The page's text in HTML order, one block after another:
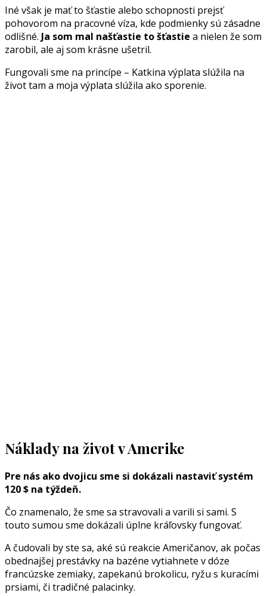
Iné však je mať to šťastie alebo schopnosti prejsť
pohovorom na pracovné víza, kde podmienky sú zásadne
odlišné. Ja som mal našťastie to šťastie a nielen že som
zarobil, ale aj som krásne ušetril.
Fungovali sme na princípe – Katkina výplata slúžila na
život tam a moja výplata slúžila ako sporenie.
Náklady na život v Amerike
Pre nás ako dvojicu sme si dokázali nastaviť systém
120 $ na týždeň.
Čo znamenalo, že sme sa stravovali a varili si sami. S
touto sumou sme dokázali úplne kráľovsky fungovať.
A čudovali by ste sa, aké sú reakcie Američanov, ak počas
obednajšej prestávky na bazéne vytiahnete v dóze
francúzske zemiaky, zapekanú brokolicu, ryžu s kuracími
prsiami, či tradičné palacinky.